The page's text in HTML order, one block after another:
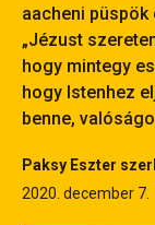
aacheni
„Jézust
hogy mintegy
hogy Istenhez
benne,
Paksy Eszter
2020. december 7.